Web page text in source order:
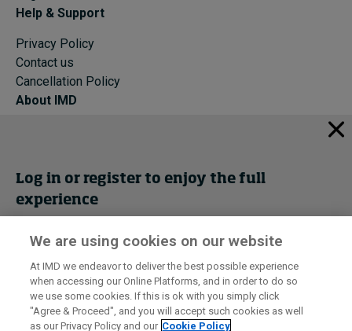
Help & Support
Privacy Policy
Contact us
Cancellation Policy
About IMD
Events
Cancellation Policy Privacy
I by IMD is produced by theInstitute for Management Development
© 2026 IMD
Log in or register to enjoy the full
experience
Get trial access
Register Now
We are using cookies on our website
At IMD we endeavor to deliver the best possible experience
when accessing our Online Platforms, and in order to do so
we use some cookies. If this is ok with you simply click
"Agree & Proceed", and you will accept such cookies as well
as our Privacy Policy and our Cookie Policy